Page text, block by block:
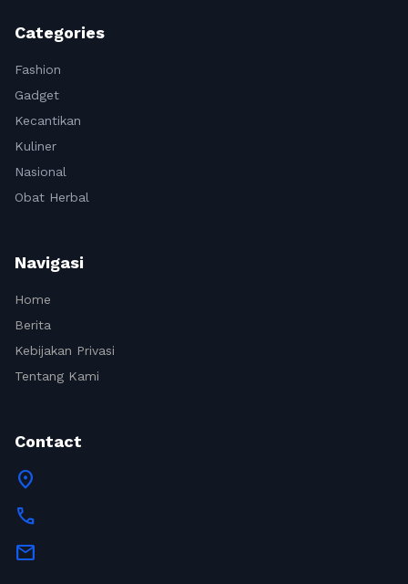
Categories
Fashion
Gadget
Kecantikan
Kuliner
Nasional
Obat Herbal
Navigasi
Home
Berita
Kebijakan Privasi
Tentang Kami
Contact
location_on
call
mail